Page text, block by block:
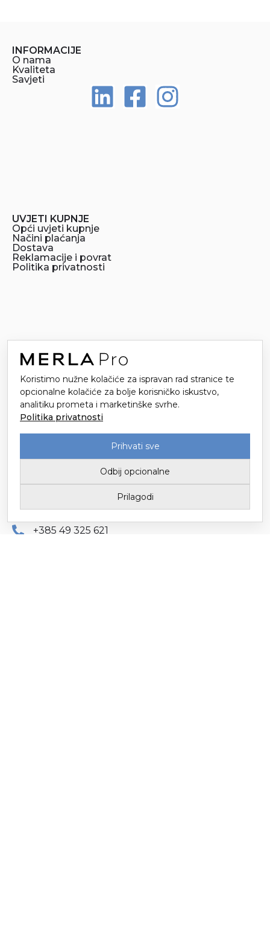
INFORMACIJE
O nama
Kvaliteta
Savjeti
UVJETI KUPNJE
Opći uvjeti kupnje
Načini plaćanja
Dostava
Reklamacije i povrat
Politika privatnosti
POMOĆ
Koji je trošak dostave?
Koliko se čeka dostava?
Česta pitanja
+385 49 325 621
Koristimo nužne kolačiće za ispravan rad stranice te
opcionalne kolačiće za bolje korisničko iskustvo,
analitiku prometa i marketinške svrhe.
Politika privatnosti
Prihvati sve
Odbij opcionalne
Prilagodi